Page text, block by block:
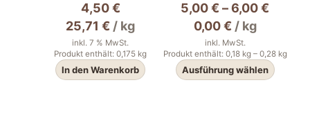
4,50€
25,71€ / kg
inkl. 7 % MwSt.
Produkt enthält: 0,175 kg
In den Warenkorb
5,00€ – 6,00€
0,00€ / kg
inkl. MwSt.
Produkt enthält: 0,18 kg– 0,28 kg
Ausführung wählen